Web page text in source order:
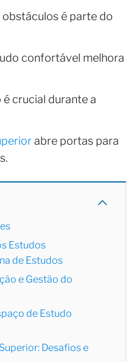
é parte do
confortável melhora
crucial durante a
abre portas para
Estudos
de Estudos
e Gestão do
de Estudo
Desafios e